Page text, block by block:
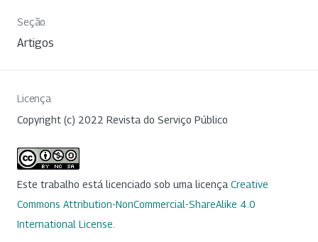
Seção
Artigos
Licença
Copyright (c) 2022 Revista do Serviço Público
Este trabalho está licenciado sob uma licença Creative
Commons Attribution-NonCommercial-ShareAlike 4.0
International License